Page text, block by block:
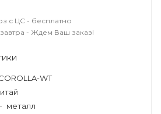
с ЦС - бесплатно
- Ждем Ваш заказ!
WT
металл